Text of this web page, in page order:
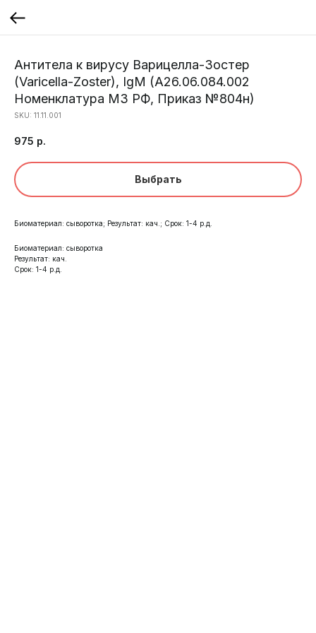
Антитела к вирусу Варицелла-Зостер
(Varicella-Zoster), IgM (A26.06.084.002
Номенклатура МЗ РФ, Приказ №804н)
SKU: 11.11.001
975 р.
Выбрать
Биоматериал: сыворотка; Результат: кач.; Срок: 1-4 р.д.
Биоматериал: сыворотка
Результат: кач.
Срок: 1-4 р.д.